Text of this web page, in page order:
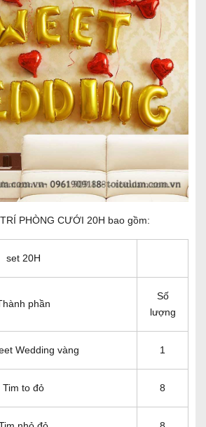
PHÒNG CƯỚI 20H bao gồm:
set 20H
phần
Số
lượng
Wedding vàng 1
Tim to đỏ 8